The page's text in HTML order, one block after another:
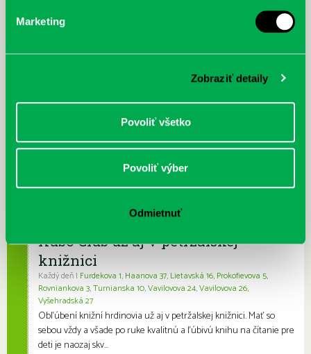
Marketing
Zobraziť detaily
Povoliť všetko
Povoliť výber
Odmietnuť
Čítame ušami. Audioknihy v
Máme skvelé správy pre všetkých milovníkov kníh a príbehov!
papierové knihy a e-knihy, a...
DNES
Výdajný knižný box dostupný 24/7
Výdajný box na knihy Knižnice Petržalka je umiestnený pri
vchode do Petržalskej plavárne na Tupolevovej 7B a jeho obsluha
Kubo Club už aj v petržalskej
knižnici
Každý deň | Furdekova 1, Haanova 37, Lietavská 16, Prokofievova 5,
Rovniankova 3,Turnianska 10,Vavilovova 24,Vavilovova 26,
Vyšehradská 27
Obľúbení knižní hrdinovia už aj v petržalskej knižnici. Mať so
sebou vždy a všade po ruke kvalitnú a ľúbivú knihu na čítanie pre
deti je naozaj skv...